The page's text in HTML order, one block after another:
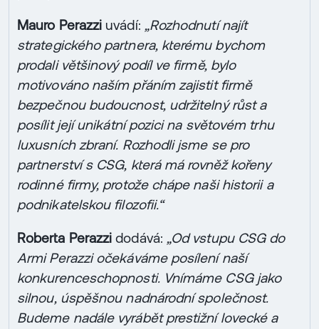
Mauro Perazzi uvádí: „Rozhodnutí najít
strategického partnera, kterému bychom
prodali většinový podíl ve firmě, bylo
motivováno naším přáním zajistit firmě
bezpečnou budoucnost, udržitelný růst a
posílit její unikátní pozici na světovém trhu
luxusních zbraní. Rozhodli jsme se pro
partnerství s CSG, která má rovněž kořeny
rodinné firmy, protože chápe naši historii a
podnikatelskou filozofii.“
Roberta Perazzi dodává: „Od vstupu CSG do
Armi Perazzi očekáváme posílení naší
konkurenceschopnosti. Vnímáme CSG jako
silnou, úspěšnou nadnárodní společnost.
Budeme nadále vyrábět prestižní lovecké a